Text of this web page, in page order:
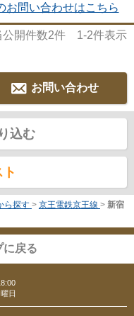
お問い合わせはこちら
公開件数2件 1-2件表示
お問い合わせ
込む
ら探す > 京王電鉄京王線 > 新宿
に戻る
日